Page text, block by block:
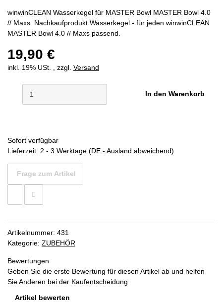
winwinCLEAN Wasserkegel für MASTER Bowl MASTER Bowl 4.0
// Maxs. Nachkaufprodukt Wasserkegel - für jeden winwinCLEAN
MASTER Bowl 4.0 // Maxs passend.
19,90 €
inkl. 19% USt. , zzgl. Versand
In den Warenkorb
Sofort verfügbar
Lieferzeit: 2 - 3 Werktage (DE - Ausland abweichend)
Frage zum Artikel
Artikelnummer: 431
Kategorie: ZUBEHÖR
Bewertungen
Geben Sie die erste Bewertung für diesen Artikel ab und helfen
Sie Anderen bei der Kaufentscheidung
Artikel bewerten